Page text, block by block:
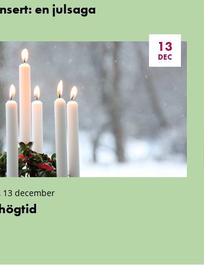
en julsaga
13
DEC
13 december